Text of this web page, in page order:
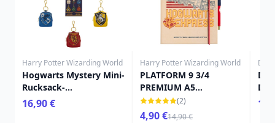
Harry Potter Wizarding World
Hogwarts Mystery Mini-
Rucksack-
Schlüsselanhänger -
Harry Potter Loungefly
16,90 €
Harry Potter Wizarding World
PLATFORM 9 3/4
PREMIUM A5
NOTIZBUCH MIT STIFT -
HARRY POTTER
(2)
4,90 €14,90 €